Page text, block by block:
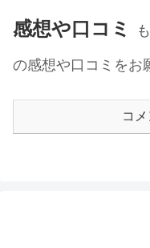
感想や口コミ
の感想や口コミをお
コ